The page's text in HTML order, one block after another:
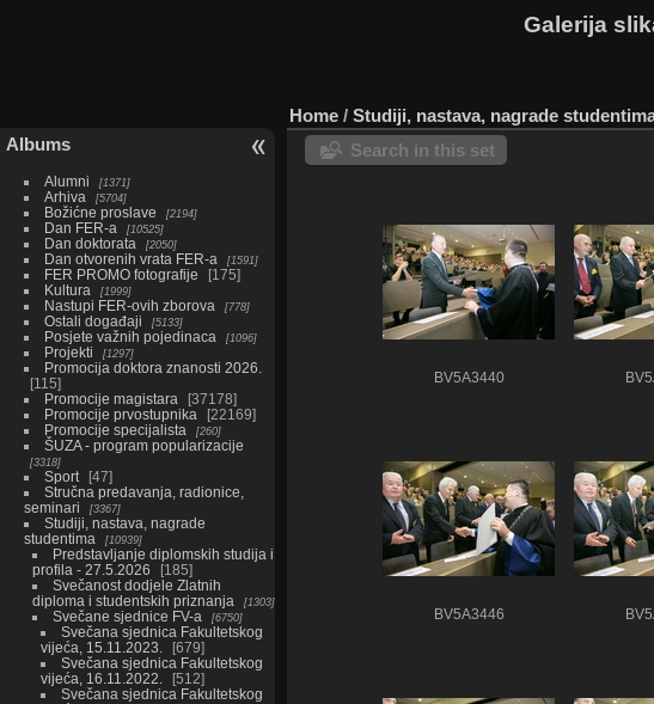
Galerija
Albums
Alumni 1371
Arhiva 5704
Božićne proslave 2194
Dan FER-a 10525
Dan doktorata 2050
Dan otvorenih vrata FER-a 1591
FER PROMO fotografije
175
Kultura
1999
Nastupi FER-ovih zborova 778
Ostali događaji 5133
Posjete važnih pojedinaca 1096
Projekti 1297
Promocija doktora znanosti 2026.
115
Promocije magistara
37178
Promocije prvostupnika
22169
Promocije specijalista
260
ŠUZA - program popularizacije
3318
Sport
47
Stručna predavanja, radionice,
seminari
3367
Studiji, nastava, nagrade
studentima
10939
Predstavljanje diplomskih studija i
profila - 27.5.2026
185
Svečanost dodjele Zlatnih
diploma i studentskih priznanja
1303
Svečane sjednice FV-a 6750
Svečana sjednica Fakultetskog
vijeća, 15.11.2023.
679
Svečana sjednica Fakultetskog
vijeća, 16.11.2022.
512
Svečana sjednica Fakultetskog
Home / Studiji, nastava, nagrade
Search in this set
BV5A3440
BV5A3446